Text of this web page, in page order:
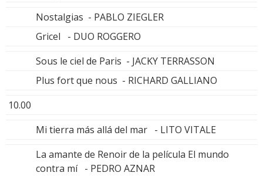
Nostalgias - PABLO ZIEGLER
Gricel - DUO ROGGERO
Sous le ciel de Paris - JACKY TERRASSON
Plus fort que nous - RICHARD GALLIANO
10.00
Mi tierra más allá del mar - LITO VITALE
La amante de Renoir de la película El mundo
contra mí - PEDRO AZNAR